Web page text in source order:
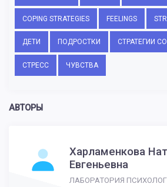
COPING STRATEGIES FEELINGS
ДЕТИ ПОДРОСТКИ СТРАТЕГИИ
СТРЕСС ЧУВСТВА
АВТОРЫ
Харламенкова
Евгеньевна
ЛАБОРАТОРИЯ